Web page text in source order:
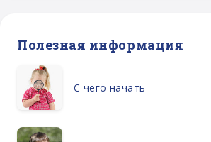
Полезная информация
С чего начать